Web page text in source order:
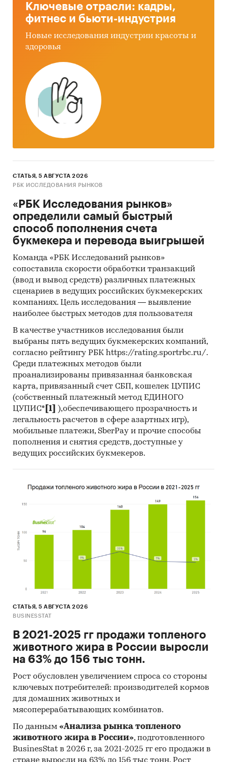
Ключевые отрасли: кадры,
фитнес и бьюти-индустрия
Новые исследования индустрии красоты и
здоровья
СТАТЬЯ, 5 АВГУСТА 2026
РБК ИССЛЕДОВАНИЯ РЫНКОВ
«РБК Исследования рынков»
определили самый быстрый
способ пополнения счета
букмекера и перевода выигрышей
Команда «РБК Исследований рынков»
сопоставила скорости обработки транзакций
(ввод и вывод средств) различных платежных
сценариев в ведущих российских букмекерских
компаниях. Цель исследования — выявление
наиболее быстрых методов для пользователя
В качестве участников исследования были
выбраны пять ведущих букмекерских компаний,
согласно рейтингу РБК https://rating.sportrbc.ru/.
Среди платежных методов были
проанализированы привязанная банковская
карта, привязанный счет СБП, кошелек ЦУПИС
(собственный платежный метод ЕДИНОГО
ЦУПИС* [1]
),обеспечивающего прозрачность и
легальность расчетов в сфере азартных игр),
мобильные платежи, SberPay и прочие способы
пополнения и снятия средств, доступные у
ведущих российских букмекеров.
СТАТЬЯ, 5 АВГУСТА 2026
BUSINESSTAT
В 2021-2025 гг продажи топленого
животного жира в России выросли
на 63% до 156 тыс тонн.
Рост обусловлен увеличением спроса со стороны
ключевых потребителей: производителей кормов
для домашних животных и
мясоперерабатывающих комбинатов.
По данным «Анализа рынка топленого
животного жира в России», подготовленного
BusinesStat в 2026 г, за 2021-2025 гг его продажи в